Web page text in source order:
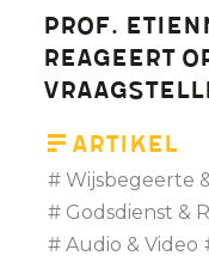
Prof.
reageert
Artikel
Wijsbegeerte
Godsdienst &
Audio & Video